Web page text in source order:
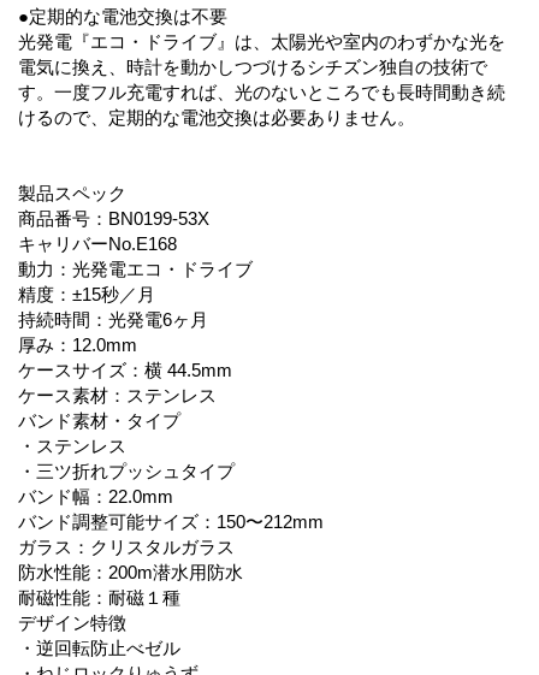
●定期的な電池交換は不要
光発電『エコ・ドライブ』は、太陽光や室内のわずかな光を
電気に換え、時計を動かしつづけるシチズン独自の技術で
す。一度フル充電すれば、光のないところでも長時間動き続
けるので、定期的な電池交換は必要ありません。
製品スペック
商品番号：BN0199-53X
キャリバーNo.E168
動力：光発電エコ・ドライブ
精度：±15秒／月
持続時間：光発電6ヶ月
厚み：12.0mm
ケースサイズ：横 44.5mm
ケース素材：ステンレス
バンド素材・タイプ
・ステンレス
・三ツ折れプッシュタイプ
バンド幅：22.0mm
バンド調整可能サイズ：150〜212mm
ガラス：クリスタルガラス
防水性能：200m潜水用防水
耐磁性能：耐磁１種
デザイン特徴
・逆回転防止べゼル